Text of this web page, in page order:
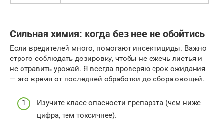
Сильная химия: когда без нее не обойтись
Если вредителей много, помогают инсектициды. Важно
строго соблюдать дозировку, чтобы не сжечь листья и
не отравить урожай. Я всегда проверяю срок ожидания
— это время от последней обработки до сбора овощей.
Изучите класс опасности препарата (чем ниже
цифра, тем токсичнее).